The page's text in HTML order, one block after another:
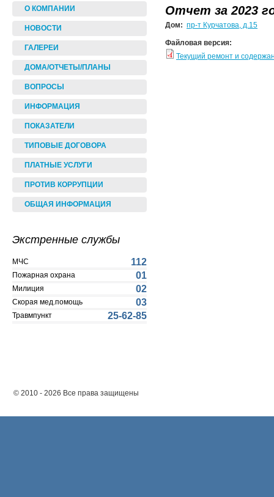
О КОМПАНИИ
НОВОСТИ
ГАЛЕРЕИ
ДОМА/ОТЧЕТЫ/ПЛАНЫ
ВОПРОСЫ
ИНФОРМАЦИЯ
ПОКАЗАТЕЛИ
ТИПОВЫЕ ДОГОВОРА
ПЛАТНЫЕ УСЛУГИ
ПРОТИВ КОРРУПЦИИ
ОБЩАЯ ИНФОРМАЦИЯ
Экстренные службы
МЧС 112
Пожарная охрана 01
Милиция 02
Скорая мед.помощь 03
Травмпункт 25-62-85
Отчет за 2023
Дом: пр-т Курчатова, д.15
Файловая версия:
Текущий ремонт и
© 2010 - 2026 Все права защищены